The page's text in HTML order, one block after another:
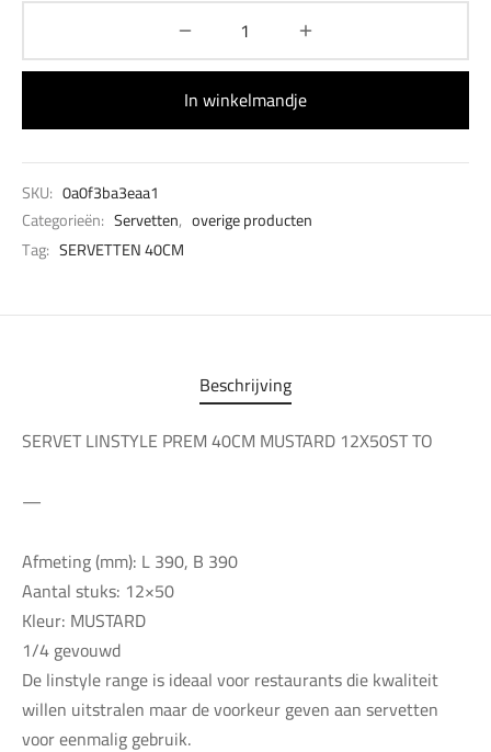
In winkelmandje
SKU: 0a0f3ba3eaa1
Categorieën: Servetten, overige producten
Tag: SERVETTEN 40CM
Beschrijving
SERVET LINSTYLE PREM 40CM MUSTARD 12X50ST TO
—
Afmeting (mm): L 390, B 390
Aantal stuks: 12×50
Kleur: MUSTARD
1/4 gevouwd
De linstyle range is ideaal voor restaurants die kwaliteit
willen uitstralen maar de voorkeur geven aan servetten
voor eenmalig gebruik.